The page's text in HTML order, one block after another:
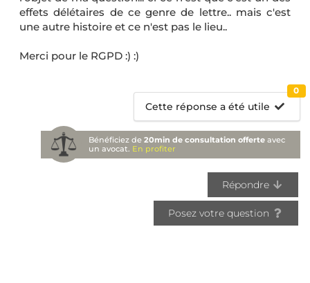
effets délétaires de ce genre de lettre.. mais c'est
une autre histoire et ce n'est pas le lieu..
Merci pour le RGPD :) :)
Cette réponse a été utile
0
Bénéficiez de20min de consultation offerte avec
un avocat. En profiter
Répondre
Posez votre question